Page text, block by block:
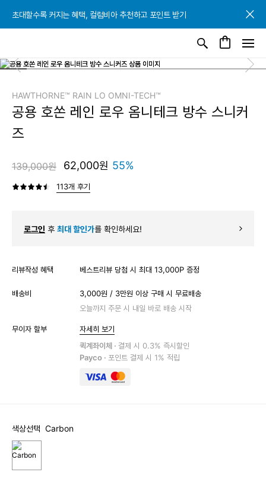
초대할수록 커지는 혜택, 컬럼비아 추천하고 포인트 받기
초대할수록 커지는 혜택, 컬럼비아 추천하고 포인트 받기
초대할수록 커지는 혜택, 컬럼비아 추천하고 포인트 받기
HAWTHORNE™ RAIN LO OMNI-TECH™
공용 호쏜 레인 로우 옴니테크 방수 스니커
즈
139,000원 62,000원 55%
113개 후기
로그인 후 최대 할인가를 확인하세요!
리뷰작성 혜택 베스트리뷰 당첨 시 최대 13,000P 증정
배송비
3,000원 / 3만원 이상 구매 시 무료배송
오늘까지 주문 시 내일 바로 배송 시작
무이자 할부
자세히 보기
퀵계좌이체 · 결제 시 0.3% 즉시할인
Payco · 포인트 결제 시 1% 적립
색상선택 Carbon